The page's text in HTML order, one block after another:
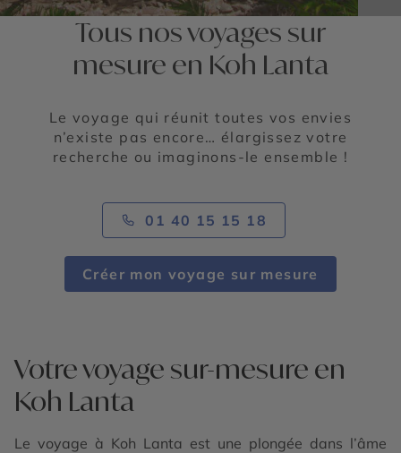
Tous nos voyages sur
mesure en Koh Lanta
Le voyage qui réunit toutes vos envies
n’existe pas encore… élargissez votre
recherche ou imaginons-le ensemble !
01 40 15 15 18
Créer mon voyage sur mesure
Votre voyage sur-mesure en
Koh Lanta
Le voyage à Koh Lanta est une plongée dans l’âme